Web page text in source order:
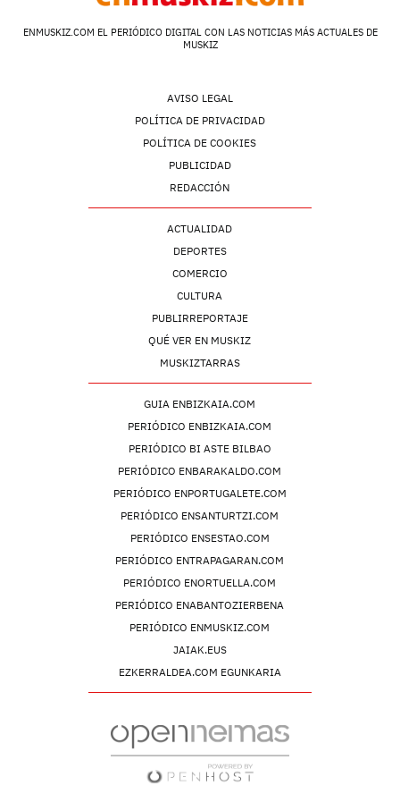
ENMUSKIZ.COM EL PERIÓDICO DIGITAL CON LAS NOTICIAS MÁS ACTUALES DE
MUSKIZ
AVISO LEGAL
POLÍTICA DE PRIVACIDAD
POLÍTICA DE COOKIES
PUBLICIDAD
REDACCIÓN
ACTUALIDAD
DEPORTES
COMERCIO
CULTURA
PUBLIRREPORTAJE
QUÉ VER EN MUSKIZ
MUSKIZTARRAS
GUIA ENBIZKAIA.COM
PERIÓDICO ENBIZKAIA.COM
PERIÓDICO BI ASTE BILBAO
PERIÓDICO ENBARAKALDO.COM
PERIÓDICO ENPORTUGALETE.COM
PERIÓDICO ENSANTURTZI.COM
PERIÓDICO ENSESTAO.COM
PERIÓDICO ENTRAPAGARAN.COM
PERIÓDICO ENORTUELLA.COM
PERIÓDICO ENABANTOZIERBENA
PERIÓDICO ENMUSKIZ.COM
JAIAK.EUS
EZKERRALDEA.COM EGUNKARIA